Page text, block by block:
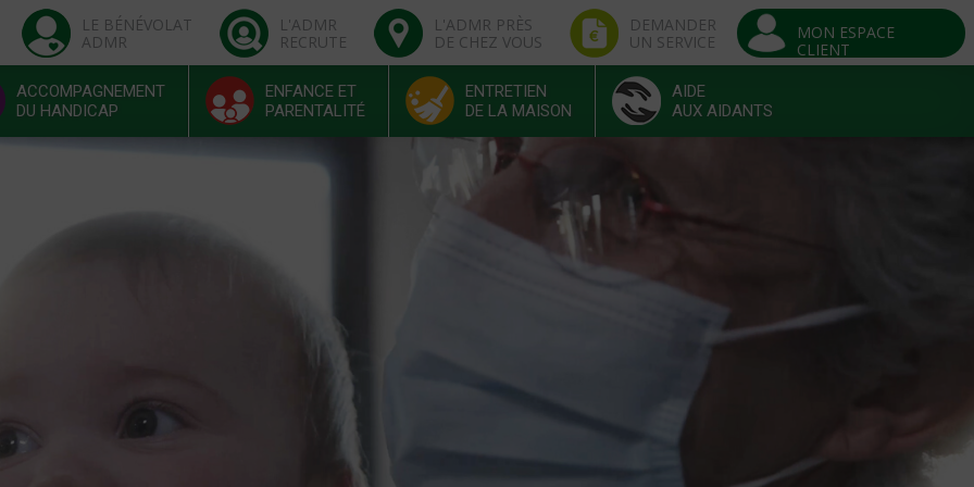
LE BÉNÉVOLAT
ADMR
L'ADMR
RECRUTE
L'ADMR PRÈS
DE CHEZ VOUS
DEMANDER
UN SERVICE
MON ESPACE
CLIENT
ACCOMPAGNEMENT
DU HANDICAP
ENFANCE ET
PARENTALITÉ
ENTRETIEN
DE LA MAISON
AIDE
AUX AIDANTS